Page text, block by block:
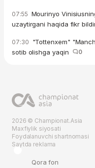
07:55 Mourinyo
uzaytirgani haqida fikr
07:30 "Tottenxem"
sotib olishga yaqin
0
2026 © Championat.Asia
Maxfiylik siyosati
Foydalanuvchi shartnomasi
Saytda reklama
Qora fon